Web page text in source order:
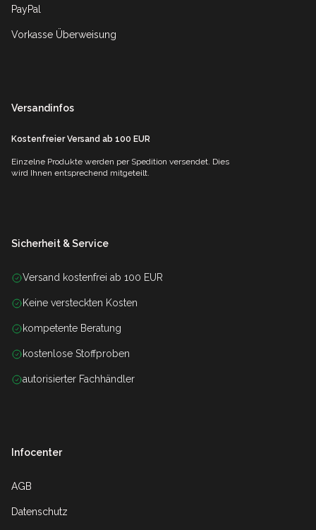
PayPal
Vorkasse Überweisung
Versandinfos
Kostenfreier Versand ab 100 EUR
Einzelne Produkte werden per Spedition versendet. Dies
wird Ihnen entsprechend mitgeteilt.
Sicherheit & Service
Versand kostenfrei ab 100 EUR
Keine versteckten Kosten
kompetente Beratung
kostenlose Stoffproben
autorisierter Fachhändler
Infocenter
AGB
Datenschutz